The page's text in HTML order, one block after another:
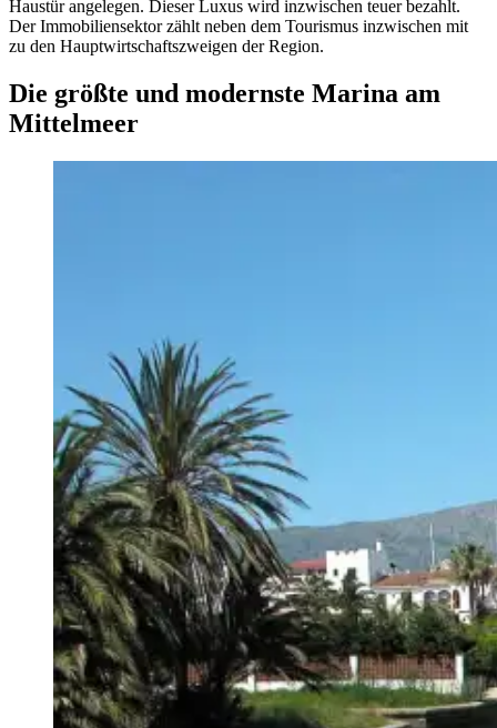
Haustür angelegen. Dieser Luxus wird inzwischen teuer bezahlt.
Der Immobiliensektor zählt neben dem Tourismus inzwischen mit
zu den Hauptwirtschaftszweigen der Region.
Die größte und modernste Marina am
Mittelmeer